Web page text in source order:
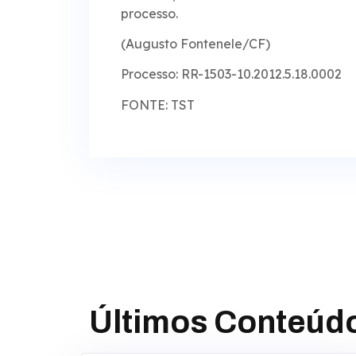
processo.
(Augusto Fontenele/CF)
Processo: RR-1503-10.2012.5.18.0002
FONTE: TST
Últimos